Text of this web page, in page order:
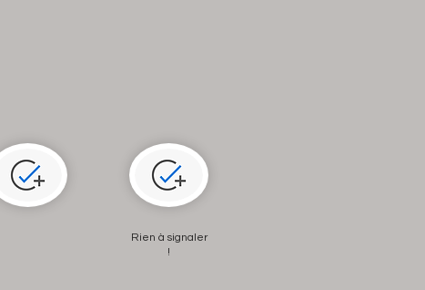
Rien à signaler
!